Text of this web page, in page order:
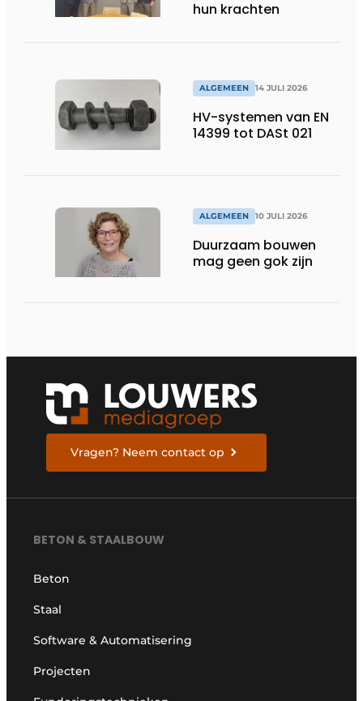
hun krachten
ALGEMEEN 14 JULI 2026
HV-systemen van EN
14399 tot DASt 021
ALGEMEEN 10 JULI 2026
Duurzaam bouwen
mag geen gok zijn
Vragen? Neem contact op
BETON & STAALBOUW
Beton
Staal
Software & Automatisering
Projecten